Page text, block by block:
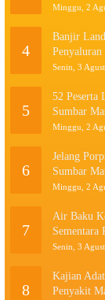
Minggu, 2
4
Banjir
Penyaluran
Senin, 3
5
52 Peserta
Sumbar
Minggu, 2
6
Jelang
Sumbar
Minggu, 2
7
Air Baku
Sementara
Senin, 3
8
Kajian
Penyakit